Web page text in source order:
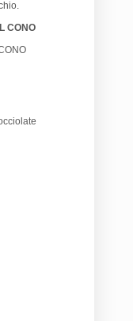
CONO